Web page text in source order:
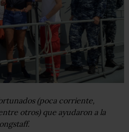
(poca corriente,
otros) que ayudaron a la